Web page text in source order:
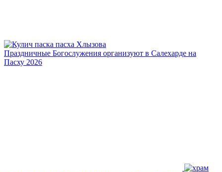
Праздничные Богослужения организуют в Салехарде на
Пасху 2026